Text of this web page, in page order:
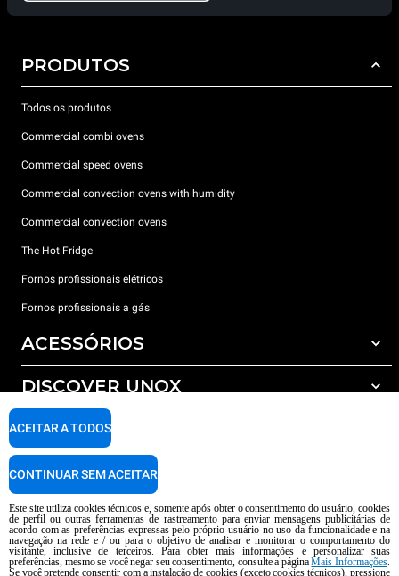
PRODUTOS
Todos os produtos
Commercial combi ovens
Commercial speed ovens
Commercial convection ovens with humidity
Commercial convection ovens
The Hot Fridge
Fornos profissionais elétricos
Fornos profissionais a gás
ACESSÓRIOS
Todos os acessórios
Detergents for automatic washing
Detergents for manual washing
Water treatment with resin filters
DISCOVER UNOX
Os nossos escritórios no mundo
SUPPORT
Garantia Unox
Encontre os Centros Service
copyright 2026 UNOX S.p.A. Todos os direitos reservados. Reg. Imp Pádua nº
AI Content Disclaimer Privacy policy Cookie policy
Este site utiliza cookies técnicos e, somente após obter o consentimento do usuário, cookies
de perfil ou outras ferramentas de rastreamento para enviar mensagens publicitárias de
acordo com as preferências expressas pelo próprio usuário no uso da funcionalidade e na
navegação na rede e / ou para o objetivo de analisar e monitorar o comportamento do
visitante, inclusive de terceiros. Para obter mais informações e personalizar suas
preferências, mesmo se você negar seu consentimento, consulte a páginaMais Informações.
Se você pretende consentir com a instalação de cookies (exceto cookies técnicos), pressione
ACEITAR A TODOS
CONTINUAR SEM ACEITAR